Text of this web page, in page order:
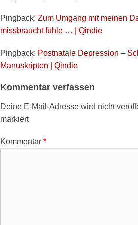
Pingback: Zum Umgang mit meinen
missbraucht fühle … | Qindie
Pingback: Postnatale Depression –
Manuskripten | Qindie
Kommentar verfassen
Deine E-Mail-Adresse wird nicht
markiert
Kommentar *